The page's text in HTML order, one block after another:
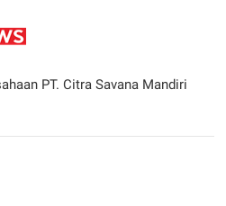
PT. Citra Savana Mandiri